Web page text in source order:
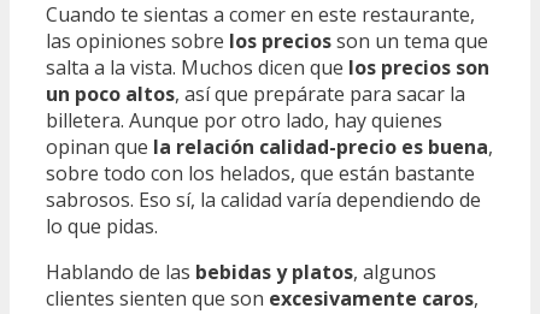
Cuando te sientas a comer en este restaurante,
las opiniones sobre los preciosson un tema que
salta a la vista. Muchos dicen que los precios son
un poco altos, así que prepárate para sacar la
billetera. Aunque por otro lado, hay quienes
opinan que la relación calidad-precio es buena,
sobre todo con los helados, que están bastante
sabrosos. Eso sí, la calidad varía dependiendo de
lo que pidas.
Hablando de las bebidas y platos, algunos
clientes sienten que son excesivamente caros,